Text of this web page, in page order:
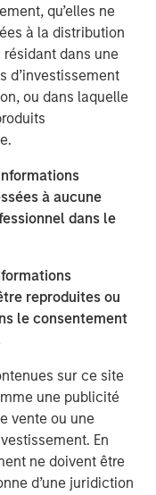
qu’elles ne
à la distribution
dans une
d’investissement
ou dans laquelle
à aucune
dans le
reproduites ou
le consentement
sur ce site
une publicité
vente ou une
En
ne doivent être
d’une juridiction
Culture
and Value
Nominal